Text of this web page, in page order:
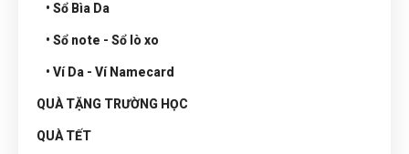
• Sổ Bìa Da
• Sổ note - Sổ lò xo
• Ví Da - Ví Namecard
QUÀ TẶNG TRƯỜNG HỌC
QUÀ TẾT